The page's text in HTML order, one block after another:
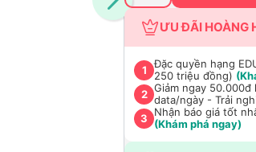
ƯU ĐÃI HOÀNG
1
Đặc quyền hạng
250 triệu đồng)
2 Giảm ngay
data/ngày - Trải
3
Nhận báo giá tốt
(Khám phá ngay)